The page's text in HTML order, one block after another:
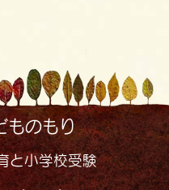
ものもり
と小学校受験